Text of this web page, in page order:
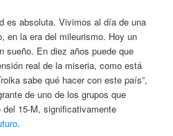
es absoluta. Vivimos al día de una
en la era del mileurismo. Hoy un
sueño. En diez años puede que
real de la miseria, como está
sabe qué hacer con este país”,
de uno de los grupos que
15-M, significativamente
.